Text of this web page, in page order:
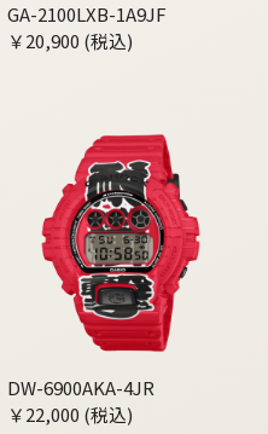
GA-2100LXB-1A9JF
￥20,900 (税込)
DW-6900AKA-4JR
￥22,000 (税込)